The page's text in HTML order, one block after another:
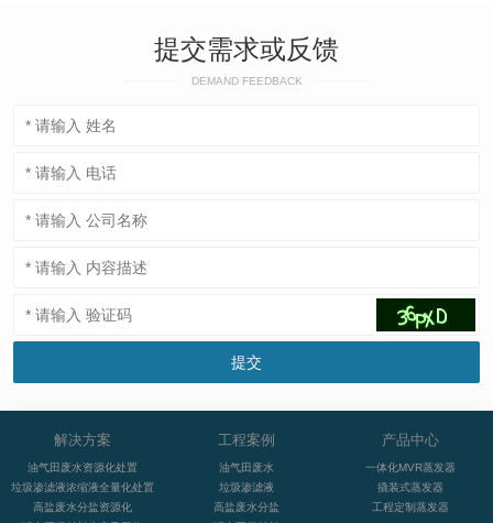
提交需求或反馈
DEMAND FEEDBACK
解决方案
油气田废水资源化处置
垃圾渗滤液浓缩液全量化处置
高盐废水分盐资源化
工程案例
油气田废水
垃圾渗滤液
高盐废水分盐
产品中心
一体化MVR蒸发器
撬装式蒸发器
工程定制蒸发器